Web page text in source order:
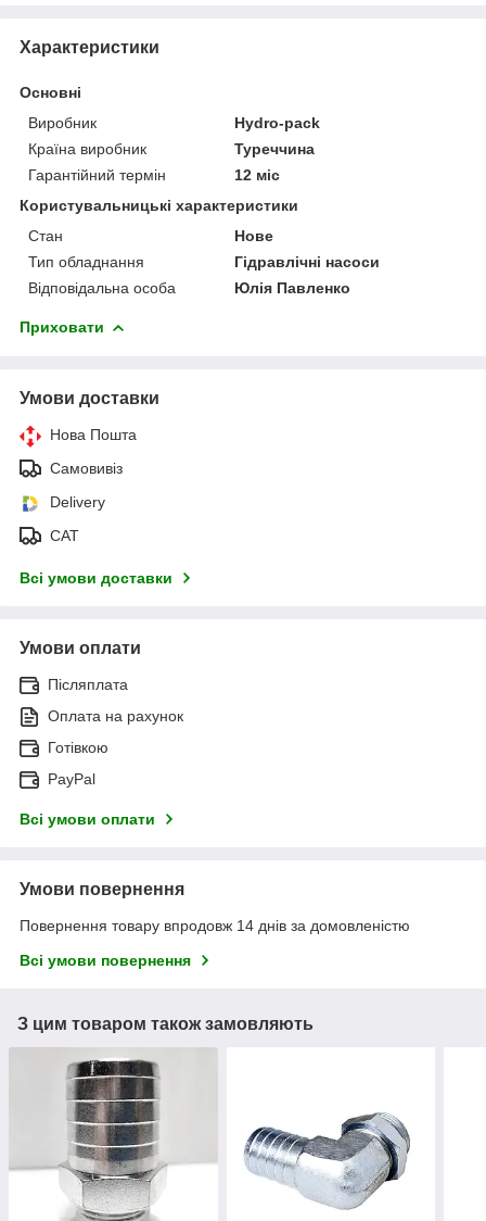
Характеристики
Основні
Виробник
Hydro-pack
Країна виробник
Туреччина
Гарантійний термін
12 міс
Користувальницькі характеристики
Стан
Нове
Тип обладнання
Гідравлічні насоси
Відповідальна особа
Юлія Павленко
Приховати
Умови доставки
Нова Пошта
Самовивіз
Delivery
САТ
Всі умови доставки
Умови оплати
Післяплата
Оплата на рахунок
Готівкою
PayPal
Всі умови оплати
Умови повернення
Повернення товару впродовж 14 днів за домовленістю
Всі умови повернення
З цим товаром також замовляють